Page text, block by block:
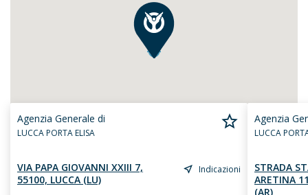
Agenzia Generale di
LUCCA PORTA ELISA
VIA PAPA GIOVANNI XXIII 7,
55100, LUCCA (LU)
Indicazioni
Agenzia
LUCCA
STRADA
ARETINA
(AR)